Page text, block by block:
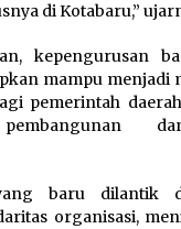
di Kotabaru,”
kepengurusan
mampu menjadi
pemerintah
baru dilantik
organisasi,